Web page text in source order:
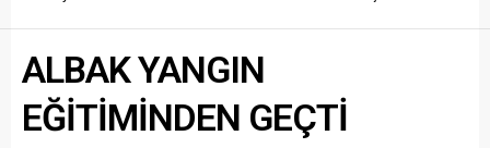
ALBAK YANGIN
EĞİTİMİNDEN GEÇTİ